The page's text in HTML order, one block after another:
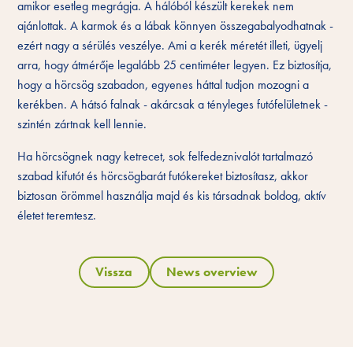
amikor esetleg megrágja. A hálóból készült kerekek nem
ajánlottak. A karmok és a lábak könnyen összegabalyodhatnak -
ezért nagy a sérülés veszélye. Ami a kerék méretét illeti, ügyelj
arra, hogy átmérője legalább 25 centiméter legyen. Ez biztosítja,
hogy a hörcsög szabadon, egyenes háttal tudjon mozogni a
kerékben. A hátsó falnak - akárcsak a tényleges futófelületnek -
szintén zártnak kell lennie.
Ha hörcsögnek nagy ketrecet, sok felfedeznivalót tartalmazó
szabad kifutót és hörcsögbarát futókereket biztosítasz, akkor
biztosan örömmel használja majd és kis társadnak boldog, aktív
életet teremtesz.
Vissza News overview